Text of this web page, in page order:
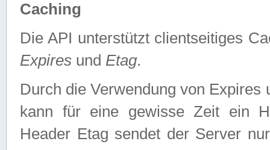
Caching
Die API unterstützt clientseitiges
Expires und Etag.
Durch die Verwendung von
kann für eine gewisse Zeit ein
Header Etag sendet der Server